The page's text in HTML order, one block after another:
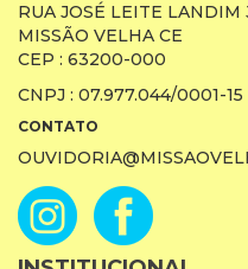
RUA JOSÉ LEITE
MISSÃO VELHA CE
CEP : 63200-000
CNPJ : 07.977.044/0001-15
CONTATO